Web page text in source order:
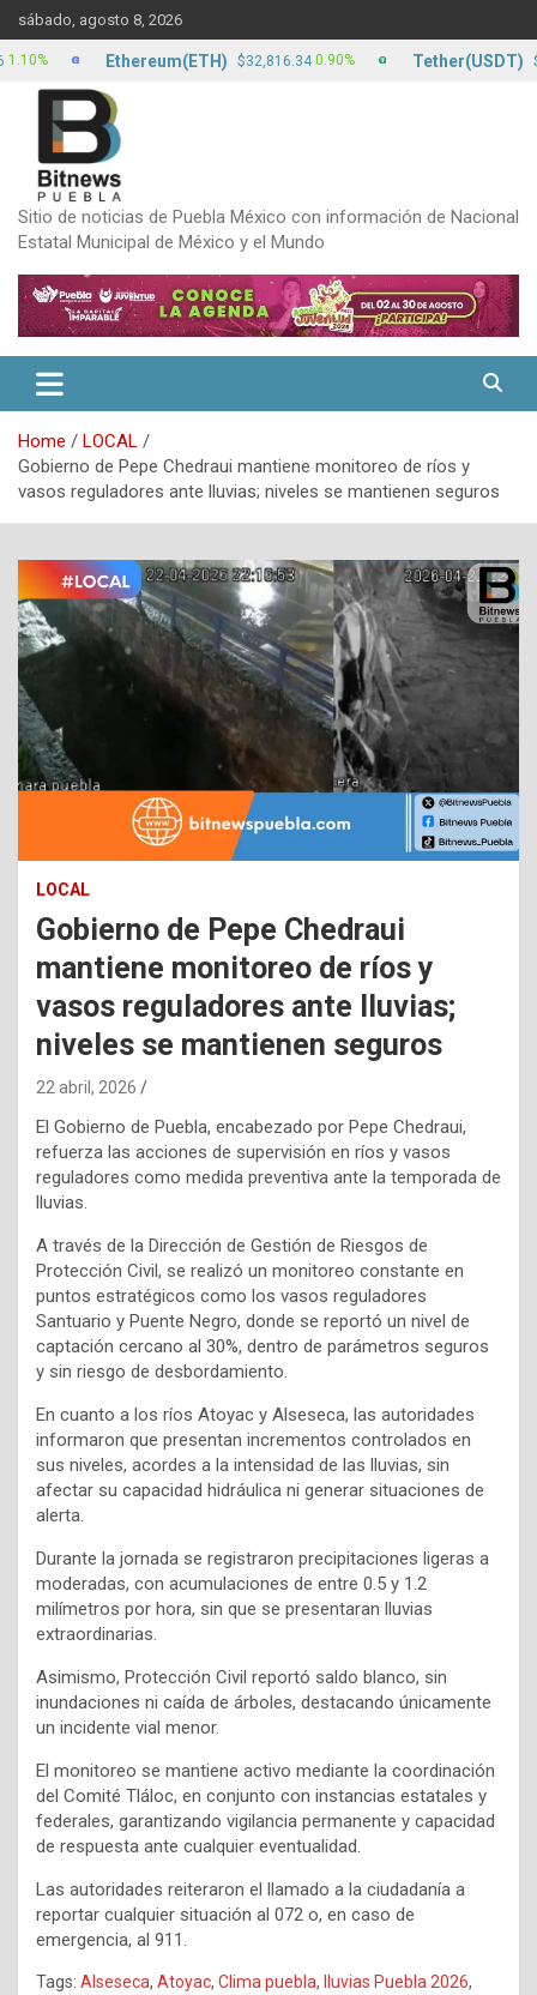
Skip
to
content
sábado, agosto 8, 2026
Sitio de noticias de Puebla México con información de Nacional
Estatal Municipal de México y el Mundo
Home
LOCAL
Gobierno de Pepe Chedraui mantiene monitoreo de ríos y
vasos reguladores ante lluvias; niveles se mantienen seguros
LOCAL
Gobierno de Pepe Chedraui
mantiene monitoreo de ríos y
vasos reguladores ante lluvias;
niveles se mantienen seguros
22 abril, 2026
El Gobierno de Puebla, encabezado por Pepe Chedraui,
refuerza las acciones de supervisión en ríos y vasos
reguladores como medida preventiva ante la temporada de
lluvias.
A través de la Dirección de Gestión de Riesgos de
Protección Civil, se realizó un monitoreo constante en
puntos estratégicos como los vasos reguladores
Santuario y Puente Negro, donde se reportó un nivel de
captación cercano al 30%, dentro de parámetros seguros
y sin riesgo de desbordamiento.
En cuanto a los ríos Atoyac y Alseseca, las autoridades
informaron que presentan incrementos controlados en
sus niveles, acordes a la intensidad de las lluvias, sin
afectar su capacidad hidráulica ni generar situaciones de
alerta.
Durante la jornada se registraron precipitaciones ligeras a
moderadas, con acumulaciones de entre 0.5 y 1.2
milímetros por hora, sin que se presentaran lluvias
extraordinarias.
Asimismo, Protección Civil reportó saldo blanco, sin
inundaciones ni caída de árboles, destacando únicamente
un incidente vial menor.
El monitoreo se mantiene activo mediante la coordinación
del Comité Tláloc, en conjunto con instancias estatales y
federales, garantizando vigilancia permanente y capacidad
de respuesta ante cualquier eventualidad.
Las autoridades reiteraron el llamado a la ciudadanía a
reportar cualquier situación al 072 o, en caso de
emergencia, al 911.
Tags: Alseseca, Atoyac, Clima puebla, lluvias Puebla 2026,
Ethereum(ETH) $32,816.34 0.90% Tether(USDT)